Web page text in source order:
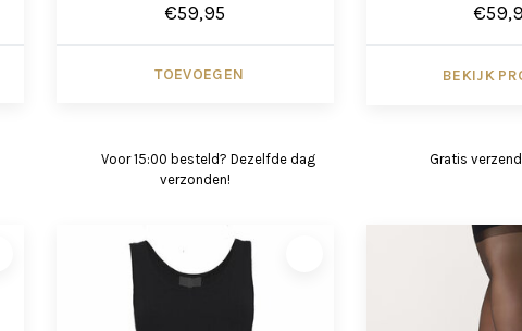
€59,95
TOEVOEGEN BEKIJK
Voor 15:00 besteld? Dezelfde dag
verzonden!
Gratis